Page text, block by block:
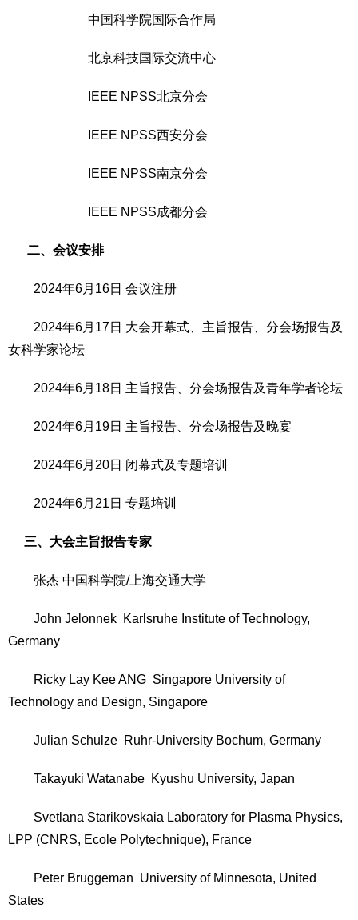
中国科学院国际合作局
北京科技国际交流中心
IEEE NPSS北京分会
IEEE NPSS西安分会
IEEE NPSS南京分会
IEEE NPSS成都分会
二、会议安排
2024年6月16日 会议注册
2024年6月17日 大会开幕式、主旨报告、分会场报告及
女科学家论坛
2024年6月18日 主旨报告、分会场报告及青年学者论坛
2024年6月19日 主旨报告、分会场报告及晚宴
2024年6月20日 闭幕式及专题培训
2024年6月21日 专题培训
三、大会主旨报告专家
张杰 中国科学院/上海交通大学
John Jelonnek Karlsruhe Institute of Technology,
Germany
Ricky Lay Kee ANG Singapore University of
Technology and Design, Singapore
Julian Schulze Ruhr-University Bochum, Germany
Takayuki Watanabe Kyushu University, Japan
Svetlana Starikovskaia Laboratory for Plasma Physics,
LPP (CNRS, Ecole Polytechnique), France
Peter Bruggeman University of Minnesota, United
States